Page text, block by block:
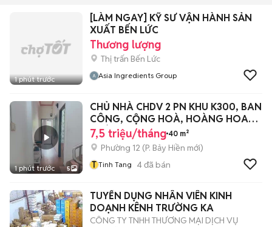
1 phút trước
[LÀM NGAY] KỸ SƯ VẬN HÀNH SẢN
XUẤT BẾN LỨC
Thương lượng
Thị trấn Bến Lức
Asia Ingredients Group
1 phút trước 5
CHỦ NHÀ CHDV 2 PN KHU K300, BAN
CÔNG, CỘNG HOÀ, HOÀNG HOA
THÁM
7,5 triệu/tháng 40 m²
Phường 12 (P. Bảy Hiền mới)
T Tinh Tang 4đã bán
TUYỂN DỤNG NHÂN VIÊN KINH
DOẠNH KÊNH TRƯỜNG KA
CÔNG TY TNHH THƯƠNG MẠI DỊCH VỤ